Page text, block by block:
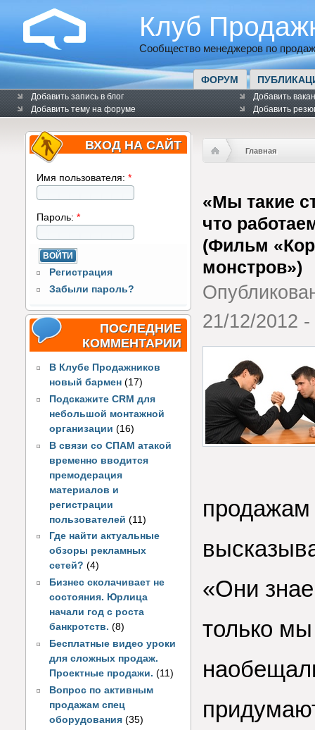
Клуб
Сообщество менеджеров по
ФОРУМ
Добавить запись в блог
Добавить тему на форуме
Добавить
Добавить
ВХОД НА САЙТ
Имя пользователя: *
Пароль: *
Регистрация
Забыли пароль?
ПОСЛЕДНИЕ
КОММЕНТАРИИ
В Клубе Продажников
новый бармен (17)
Подскажите CRM для
небольшой монтажной
организации (16)
В связи со СПАМ атакой
временно вводится
премодерация
материалов и
регистрации
пользователей(11)
Где найти актуальные
обзоры рекламных
сетей? (4)
Бизнес сколачивает не
состояния. Юрлица
начали год с роста
банкротств. (8)
Бесплатные видео уроки
для сложных продаж.
Проектные продажи. (11)
Вопрос по активным
продажам спец
оборудования (35)
Главная
«Мы такие
что
(Фильм
монстров»)
21/12/2012
«Они
только